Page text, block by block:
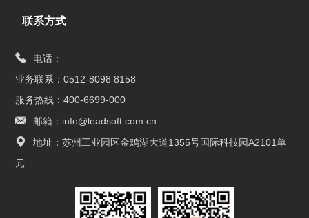
联系方式
电话：
业务联系：0512-8098 8158
服务热线：400-6699-000
邮箱：info@leadsoft.com.cn
地址：苏州工业园区金鸡湖大道1355号国际科技园A2101单
元